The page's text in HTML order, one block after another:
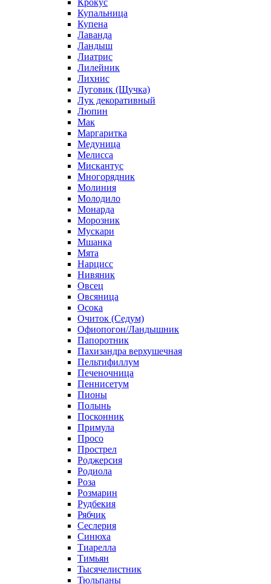
Купальница
Купена
Лаванда
Ландыш
Лиатрис
Лилейник
Лихнис
Луговик (Щучка)
Лук декоративный
Люпин
Мак
Маргаритка
Медуница
Мелисса
Мискантус
Многорядник
Молиния
Молодило
Монарда
Морозник
Мускари
Мшанка
Мята
Нарцисс
Нивяник
Овсец
Овсяница
Осока
Очиток (Седум)
Офиопогон/Ландышник
Папоротник
Пахизандра верхушечная
Пельтифиллум
Печеночница
Пеннисетум
Пионы
Полынь
Посконник
Примула
Просо
Прострел
Роджерсия
Родиола
Роза
Розмарин
Рудбекия
Рябчик
Сеслерия
Синюха
Тиарелла
Тимьян
Тысячелистник
Тюльпаны